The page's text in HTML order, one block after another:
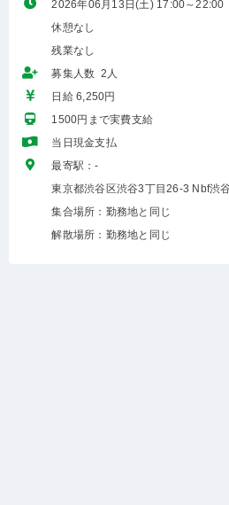
2026年06月13日(土) 17:00～22:00
休憩なし
残業なし
募集人数 2人
日給 6,250円
1500円まで実費支給
当日現金支払
最寄駅：-
東京都渋谷区渋谷3丁目26-3 Nbf渋
集合場所：勤務地と同じ
解散場所：勤務地と同じ